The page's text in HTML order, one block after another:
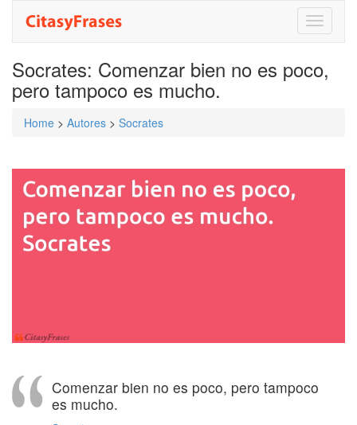
Toggle
Socrates: Comenzar bien no es poco,
pero tampoco es mucho.
Home > Autores > Socrates
Comenzar bien no es poco, pero tampoco
es mucho.